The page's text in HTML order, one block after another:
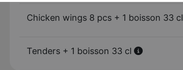
Chicken wings 8 pcs + 1 boisson 33 cl
Tenders + 1 boisson 33 cl